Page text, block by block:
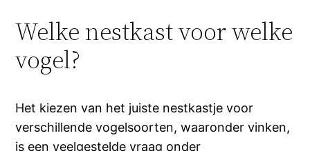
Welke nestkast voor welke
vogel?
Het kiezen van het juiste nestkastje voor
verschillende vogelsoorten, waaronder vinken,
is een veelgestelde vraag onder